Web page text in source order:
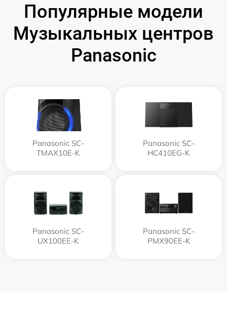
Популярные модели
Музыкальных центров
Panasonic
Panasonic SC-
TMAX10E-K
Panasonic SC-
HC410EG-K
Panasonic SC-
UX100EE-K
Panasonic SC-
PMX90EE-K